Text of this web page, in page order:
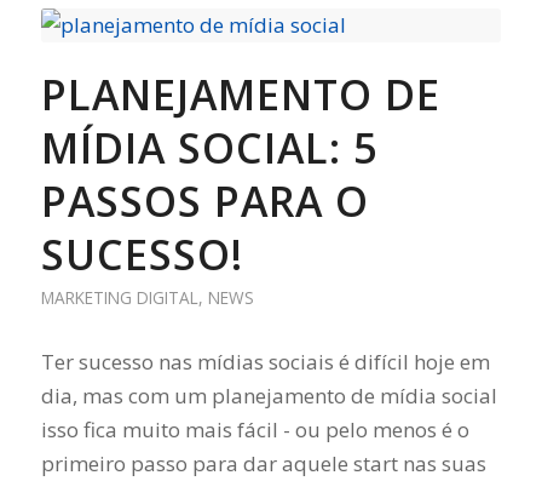
PLANEJAMENTO DE
MÍDIA SOCIAL: 5
PASSOS PARA O
SUCESSO!
MARKETING DIGITAL , NEWS
Ter sucesso nas mídias sociais é difícil hoje em
dia, mas com um planejamento de mídia social
isso fica muito mais fácil - ou pelo menos é o
primeiro passo para dar aquele start nas suas